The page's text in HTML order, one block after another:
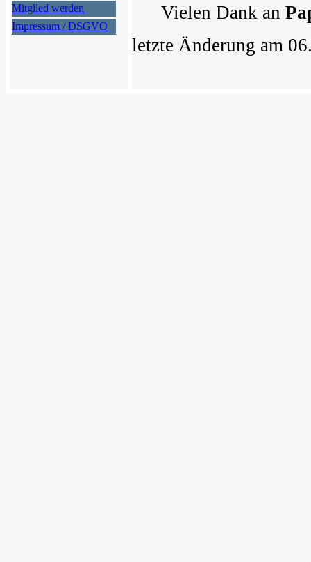
Mitglied werden
Impressum / DSGVO
Vielen Dank an
letzte Änderung am